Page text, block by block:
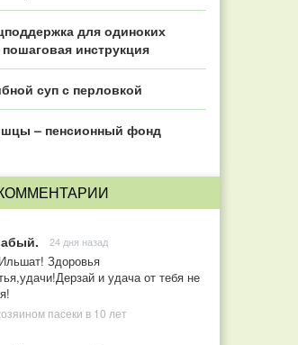
для одиноких
инструкция
суп с перловкой
– пенсионный фонд
24 дня назад
Здоровья
и удача от тебя не
пасеки в 10 лет